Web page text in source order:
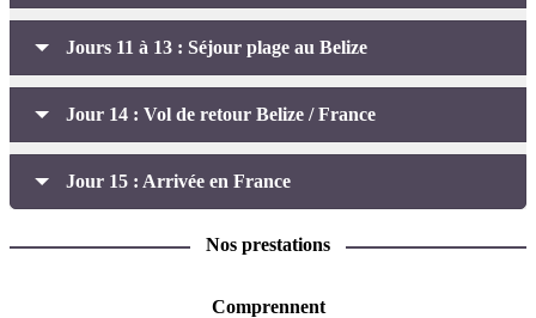
Jours 11 à 13 : Séjour plage au Belize
Jour 14 : Vol de retour Belize / France
Jour 15 : Arrivée en France
Nos prestations
Comprennent